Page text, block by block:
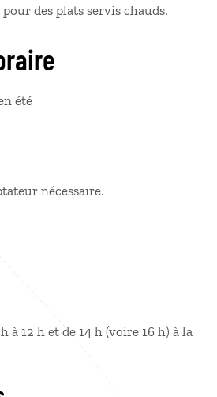
des plats servis chauds.
été
nécessaire.
à 12 h et de 14 h (voire 16 h) à la